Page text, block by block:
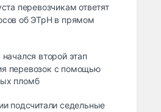
перевозчикам ответят
об ЭТрН в прямом
второй этап
перевозок с помощью
пломб
подсчитали седельные